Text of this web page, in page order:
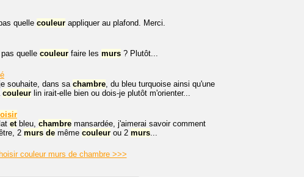
quelle couleur appliquer au plafond. Merci.
quelle couleur faire les murs ? Plutôt...
souhaite, dans sa chambre, du bleu turquoise ainsi qu'une
couleur lin irait-elle bien ou dois-je plutôt m'orienter...
etbleu, chambre mansardée, j'aimerai savoir comment
2 murs de même couleur ou 2 murs...
couleur murs de chambre >>>